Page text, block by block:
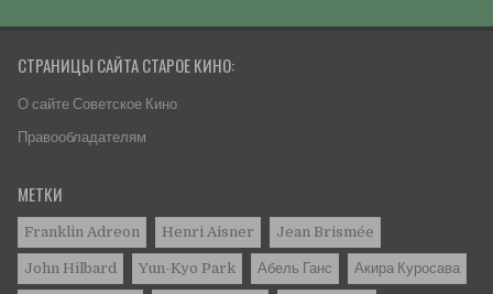
СТРАНИЦЫ САЙТА СТАРОЕ КИНО:
О сайте Советское Кино
Правообладателям
МЕТКИ
Franklin Adreon Henri Aisner Jean Brismée
John Hilbard Yun-Kyo Park Абель Ганс Акира Куросава